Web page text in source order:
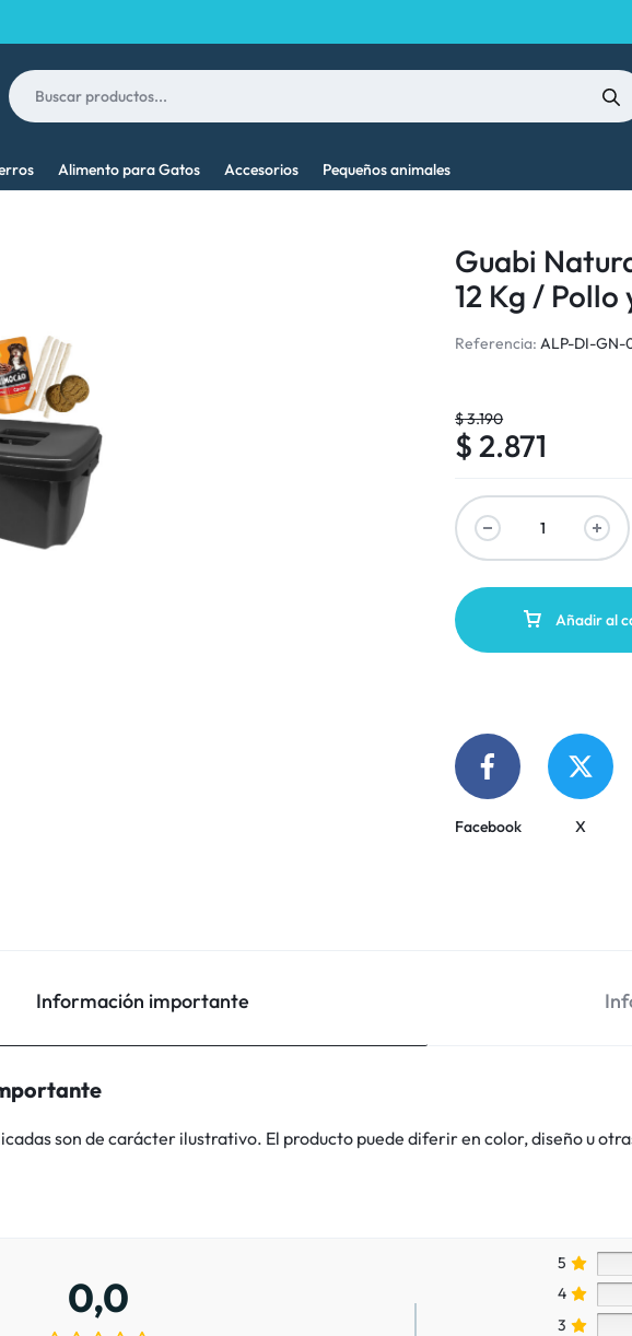
Alimento para Gatos Accesorios Pequeños animales
Guabi
12 Kg / Pollo
Referencia: ALP-DI-GN-
$3.190
$ 2.871
Añadir al
Facebook X
Información importante
son de carácter ilustrativo. El producto puede diferir en color, diseño u
0,0
5
4
3